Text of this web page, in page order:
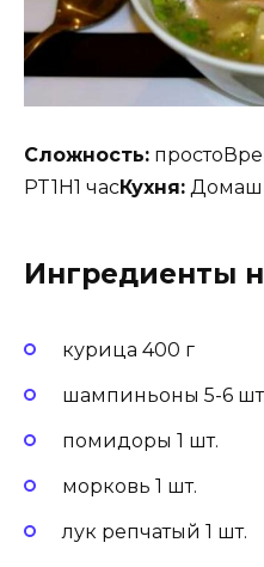
Сложность:
PT1H1 часКухня:
Ингредиенты
курица 400 г
шампиньоны 5-6
помидоры 1 шт.
морковь 1 шт.
лук репчатый 1 шт.